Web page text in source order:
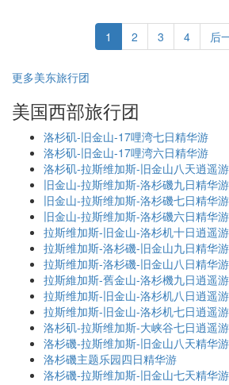
1 2 3 4 后
更多美东旅行团
美国西部旅行团
洛杉矶-旧金山-17哩湾七日精华游
洛杉矶-旧金山-17哩湾六日精华游
洛杉矶-拉斯维加斯-旧金山八天逍遥游
旧金山-拉斯维加斯-洛杉磯九日精华游
旧金山-拉斯维加斯-洛杉磯七日精华游
旧金山-拉斯维加斯-洛杉磯六日精华游
拉斯维加斯-旧金山-洛杉机十日逍遥游
拉斯维加斯-洛杉磯-旧金山九日精华游
拉斯维加斯-洛杉磯-旧金山八日精华游
拉斯維加斯-舊金山-洛杉機九日逍遥游
拉斯维加斯-旧金山-洛杉机八日逍遥游
拉斯维加斯-旧金山-洛杉机七日逍遥游
洛杉矶-拉斯维加斯-大峡谷七日逍遥游
洛杉磯-拉斯维加斯-旧金山八天精华
洛杉磯主题乐园四日精华游
洛杉磯-拉斯维加斯-旧金山七天精华游